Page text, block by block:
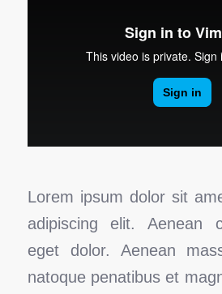
Lorem ipsum dolor sit
adipiscing elit. Aenean
eget dolor. Aenean
natoque penatibus et